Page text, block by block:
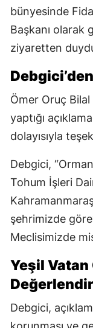
bünyesinde
Başkanı olarak
ziyaretten
Ömer Oruç
yaptığı
dolayısıyla
Debgici,
Tohum İşleri
şehrimizde
Meclisimizde
Yeşil Vatan
Debgici,